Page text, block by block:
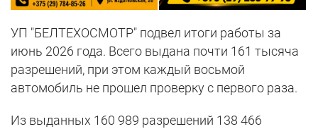
УП "БЕЛТЕХОСМОТР" подвел итоги работы за
июнь 2026 года. Всего выдана почти 161 тысяча
разрешений, при этом каждый восьмой
автомобиль не прошел проверку с первого раза.
Из выданных 160 989 разрешений 138 466